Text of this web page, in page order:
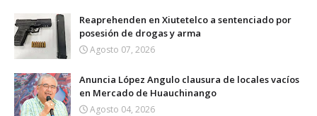
Reaprehenden en Xiutetelco a sentenciado por
posesión de drogas y arma
Agosto 07, 2026
Anuncia López Angulo clausura de locales vacíos
en Mercado de Huauchinango
Agosto 04, 2026